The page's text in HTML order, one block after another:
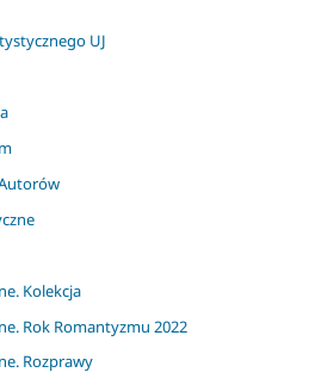
UJ
Kolekcja
Rok Romantyzmu 2022
Rozprawy